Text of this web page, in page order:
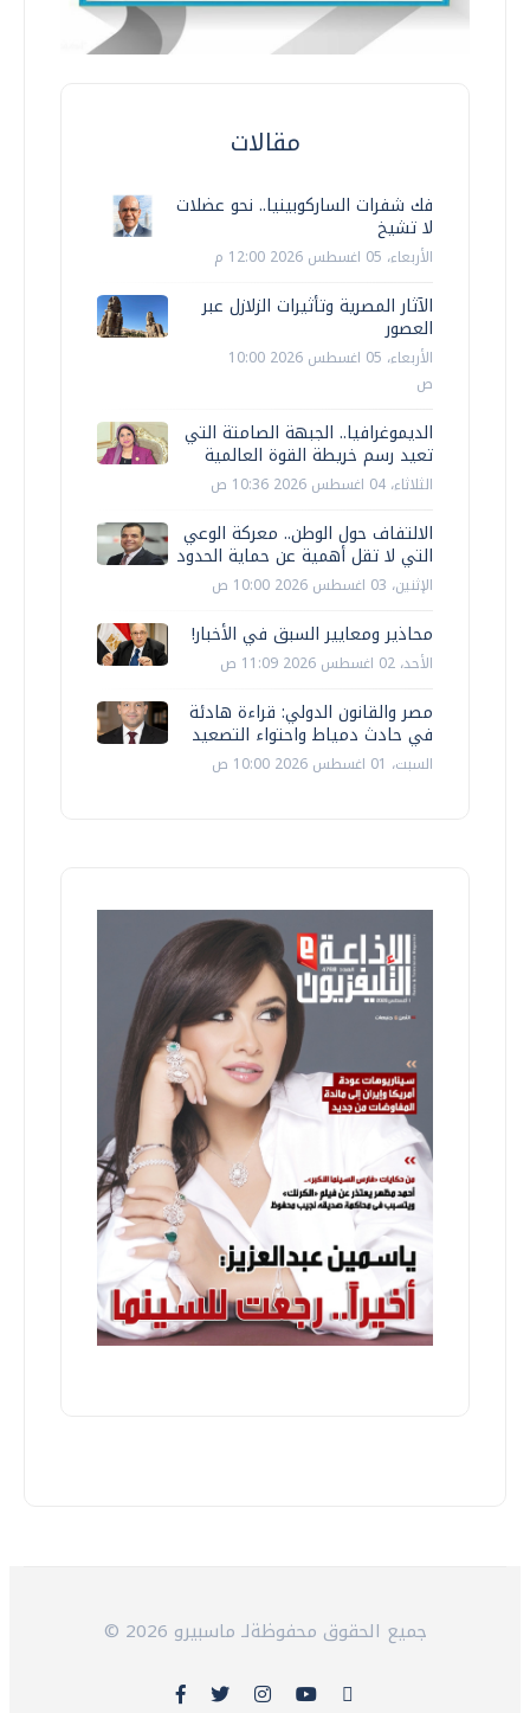
مقالات
فك شفرات الساركوبينيا.. نحو عضلات
لا تشيخ
الأربعاء، 05 اغسطس 2026 12:00 م
الآثار المصرية وتأثيرات الزلازل عبر
العصور
الأربعاء، 05 اغسطس 2026 10:00
ص
الديموغرافيا.. الجبهة الصامتة التي
تعيد رسم خريطة القوة العالمية
الثلاثاء، 04 اغسطس 2026 10:36 ص
الالتفاف حول الوطن.. معركة الوعي
التي لا تقل أهمية عن حماية الحدود
الإثنين، 03 اغسطس 2026 10:00 ص
محاذير ومعايير السبق في الأخبار!
الأحد، 02 اغسطس 2026 11:09 ص
مصر والقانون الدولي: قراءة هادئة
في حادث دمياط واحتواء التصعيد
السبت، 01 اغسطس 2026 10:00 ص
© 2026 جميع الحقوق محفوظةلـ ماسبيرو